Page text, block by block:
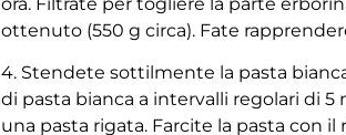
ottenuto (550 g circa). Fate
4. Stendete sottilmente la pasta
di pasta bianca a intervalli regolari di
una pasta rigata. Farcite la pasta con